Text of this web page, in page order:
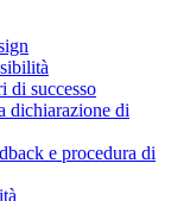
di successo
dichiarazione di
e procedura di